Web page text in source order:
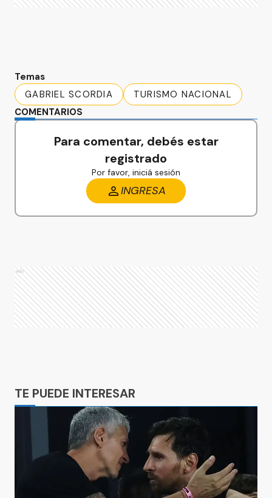
Temas
GABRIEL SCORDIA
TURISMO NACIONAL
COMENTARIOS
Para comentar, debés estar
registrado
Por favor, iniciá sesión
INGRESA
Ads
TE PUEDE INTERESAR